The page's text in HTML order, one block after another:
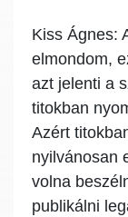
Kiss Ágnes:
elmondom,
azt jelenti a
titokban
Azért
nyilvánosan
volna
publikálni